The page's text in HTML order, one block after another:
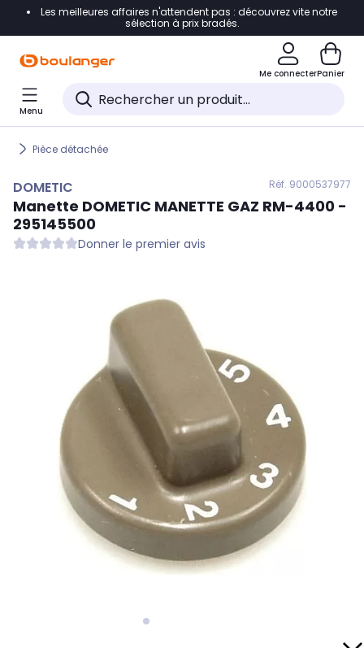
Accéder directement à la navigation
Accéder directement au pied de page
Accéder directement au chatbot
Les meilleures affaires n'attendent pas : découvrez vite notre
sélection à prix bradés.
Me connecterPanier
Menu
Pièce détachée
DOMETIC Réf. 9000537977
Manette DOMETIC MANETTE GAZ RM-4400 -
295145500
Donner le premier avis